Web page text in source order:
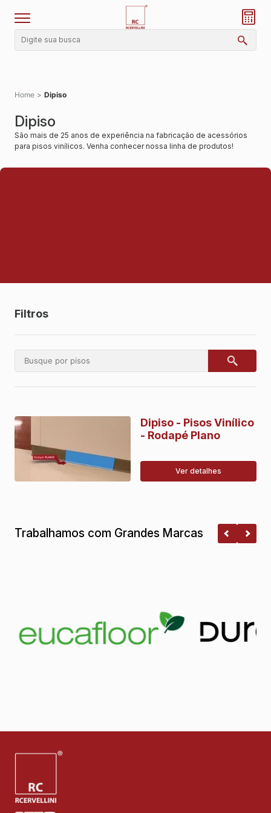
Home > Dipiso
Dipiso
São mais de 25 anos de experiência na fabricação de acessórios
para pisos vinílicos. Venha conhecer nossa linha de produtos!
Filtros
Dipiso - Pisos Vinílico
- Rodapé Plano
Ver detalhes
Trabalhamos com Grandes Marcas